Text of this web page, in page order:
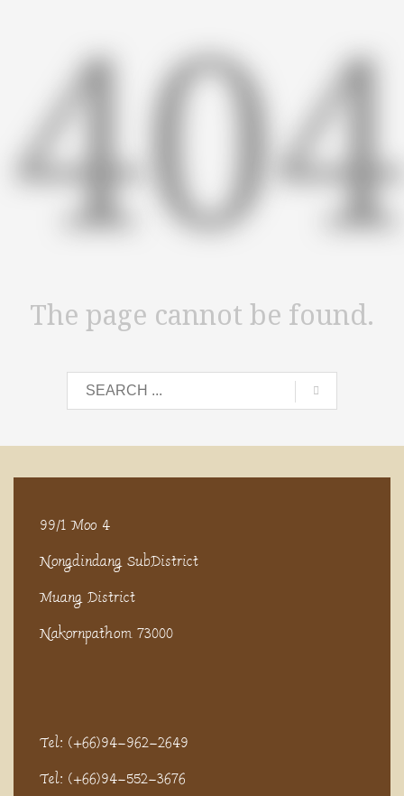
The page cannot be found.
99/1 Moo 4
Nongdindang SubDistrict
Muang District
Nakornpathom 73000
Tel: (+66)94-962-2649
Tel: (+66)94-552-3676